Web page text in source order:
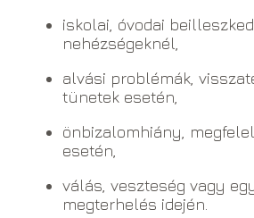
iskolai, óvodai
nehézségeknél,
alvási problémák,
tünetek esetén,
önbizalomhiány,
esetén,
válás, veszteség vagy
megterhelés idején.